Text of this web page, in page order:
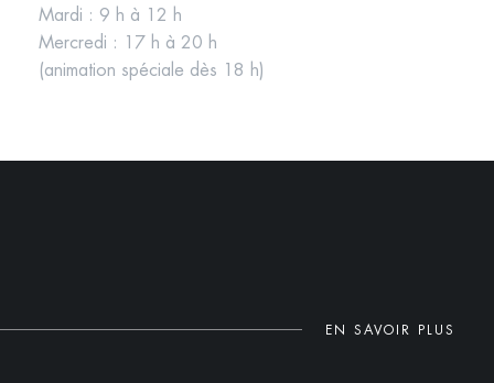
Mardi : 9 h à 12 h
Mercredi : 17 h à 20 h
(animation spéciale dès 18 h)
EN SAVOIR PLUS